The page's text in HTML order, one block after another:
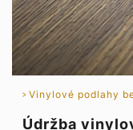
Vinylové podlahy
Údržba